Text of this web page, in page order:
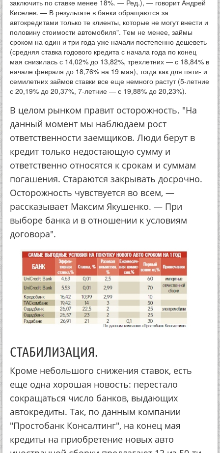
заключить по ставке менее 18%. — Ред.), — говорит Андрей
Киселев. — В результате в банки обращаются за
автокредитами только те клиенты, которые не могут внести и
половину стоимости автомобиля". Тем не менее, займы
сроком на один и три года уже начали постепенно дешеветь
(средняя ставка годового кредита с начала года по конец
мая снизилась с 14,02% до 13,82%, трехлетних — с 18,84% в
начале февраля до 18,76% на 19 мая), тогда как для пяти- и
семилетних займов ставки все еще немного растут (5-летние
с 20,19% до 20,37%, 7-летние — с 19,88% до 20,23%).
В целом рынком правит осторожность. "На
данный момент мы наблюдаем рост
ответственности заемщиков. Люди берут в
кредит только недостающую сумму и
ответственно относятся к срокам и суммам
погашения. Стараются закрывать досрочно.
Осторожность чувствуется во всем, —
рассказывает Максим Якушенко. — При
выборе банка и в отношении к условиям
договора".
СТАБИЛИЗАЦИЯ.
Кроме небольшого снижения ставок, есть
еще одна хорошая новость: перестало
сокращаться число банков, выдающих
автокредиты. Так, по данным компании
"Простобанк Консалтинг", на конец мая
кредиты на приобретение новых авто